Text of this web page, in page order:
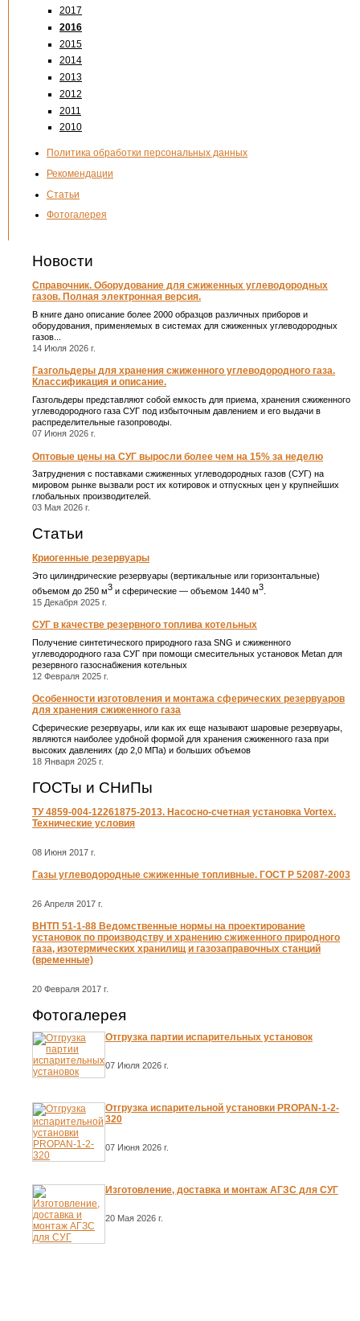
2017
2016
2015
2014
2013
2012
2011
2010
Политика обработки персональных данных
Рекомендации
Статьи
Фотогалерея
Новости
Справочник. Оборудование для сжиженных углеводородных
газов. Полная электронная версия.
В книге дано описание более 2000 образцов различных приборов и
оборудования, применяемых в системах для сжиженных углеводородных
газов...
14 Июля 2026 г.
Газгольдеры для хранения сжиженного углеводородного газа.
Классификация и описание.
Газгольдеры представляют собой емкость для приема, хранения сжиженного
углеводородного газа СУГ под избыточным давлением и его выдачи в
распределительные газопроводы.
07 Июня 2026 г.
Оптовые цены на СУГ выросли более чем на 15% за неделю
Затруднения с поставками сжиженных углеводородных газов (СУГ) на
мировом рынке вызвали рост их котировок и отпускных цен у крупнейших
глобальных производителей.
03 Мая 2026 г.
Статьи
Криогенные резервуары
Это цилиндрические резервуары (вертикальные или горизонтальные)
объемом до 250 м3 и сферические ― объемом 1440 м3
15 Декабря 2025 г.
СУГ в качестве резервного топлива котельных
Получение синтетического природного газа SNG и сжиженного
углеводородного газа СУГ при помощи смесительных установок Metan для
резервного газоснабжения котельных
12 Февраля 2025 г.
Особенности изготовления и монтажа сферических резервуаров
для хранения сжиженного газа
Сферические резервуары, или как их еще называют шаровые резервуары,
являются наиболее удобной формой для хранения сжиженного газа при
высоких давлениях (до 2,0 МПа) и больших объемов
18 Января 2025 г.
ГОСТы и СНиПы
ТУ 4859-004-12261875-2013. Насосно-счетная установка Vortex.
Технические условия
08 Июня 2017 г.
Газы углеводородные сжиженные топливные. ГОСТ Р 52087-2003
26 Апреля 2017 г.
ВНТП 51-1-88 Ведомственные нормы на проектирование
установок по производству и хранению сжиженного природного
газа, изотермических хранилищ и газозаправочных станций
(временные)
20 Февраля 2017 г.
Фотогалерея
Отгрузка партии испарительных установок
07 Июля 2026 г.
Отгрузка испарительной установки PROPAN-1-2-
320
07 Июня 2026 г.
Изготовление, доставка и монтаж АГЗС для СУГ
20 Мая 2026 г.